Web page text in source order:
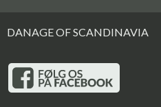
DANAGE OF SCANDINAVIA